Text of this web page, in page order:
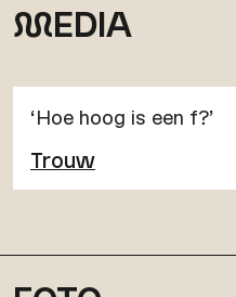
MEDIA
‘Hoe hoog is een f?’
Trouw